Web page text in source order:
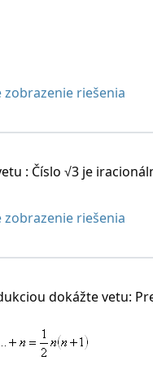
zobrazenie riešenia
: Číslo √3 je
zobrazenie riešenia
dokážte vetu: